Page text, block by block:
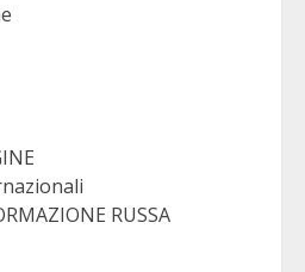
RUSSA